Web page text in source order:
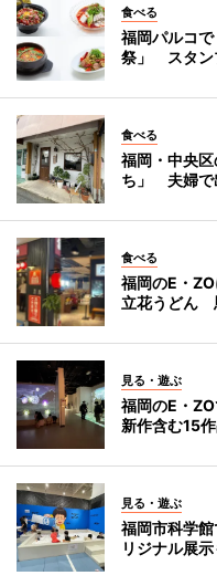
食べる
福岡パルコ
祭」 スタン
食べる
福岡・中央
ち」 夫婦で
食べる
福岡のE・
立花うどん
見る・遊ぶ
福岡のE・
新作含む15
見る・遊ぶ
福岡市科学
リジナル展示